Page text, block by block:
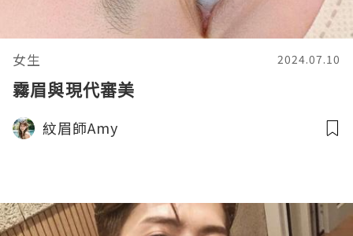
女生 2024.07.10
霧眉與現代審美
紋眉師Amy